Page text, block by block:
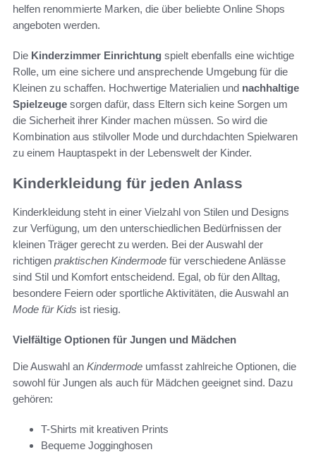
helfen renommierte Marken, die über beliebte Online Shops
angeboten werden.
Die Kinderzimmer Einrichtung spielt ebenfalls eine wichtige
Rolle, um eine sichere und ansprechende Umgebung für die
Kleinen zu schaffen. Hochwertige Materialien und nachhaltige
Spielzeuge sorgen dafür, dass Eltern sich keine Sorgen um
die Sicherheit ihrer Kinder machen müssen. So wird die
Kombination aus stilvoller Mode und durchdachten Spielwaren
zu einem Hauptaspekt in der Lebenswelt der Kinder.
Kinderkleidung für jeden Anlass
Kinderkleidung steht in einer Vielzahl von Stilen und Designs
zur Verfügung, um den unterschiedlichen Bedürfnissen der
kleinen Träger gerecht zu werden. Bei der Auswahl der
richtigen praktischen Kindermode für verschiedene Anlässe
sind Stil und Komfort entscheidend. Egal, ob für den Alltag,
besondere Feiern oder sportliche Aktivitäten, die Auswahl an
Mode für Kids ist riesig.
Vielfältige Optionen für Jungen und Mädchen
Die Auswahl an Kindermode umfasst zahlreiche Optionen, die
sowohl für Jungen als auch für Mädchen geeignet sind. Dazu
gehören:
T-Shirts mit kreativen Prints
Bequeme Jogginghosen